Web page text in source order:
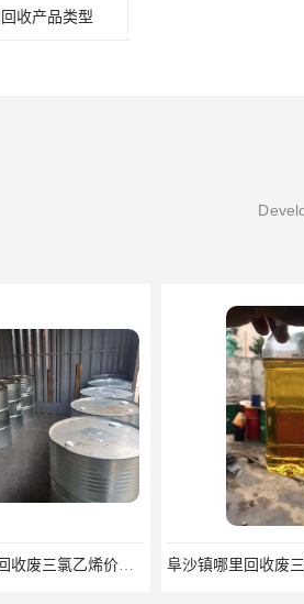
油收产品类型
中山南朗周边回收废三氯乙烯价格多少 阜沙镇